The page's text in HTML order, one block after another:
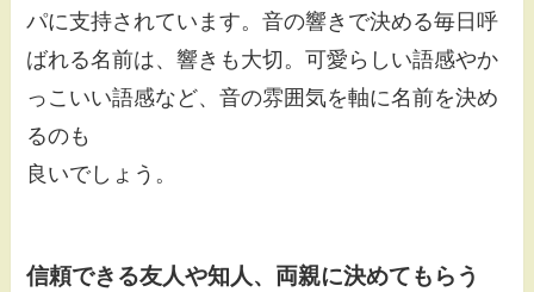
パに支持されています。音の響きで決める毎日呼
ばれる名前は、響きも大切。可愛らしい語感やか
っこいい語感など、音の雰囲気を軸に名前を決め
るのも
良いでしょう。
信頼できる友人や知人、両親に決めてもらう